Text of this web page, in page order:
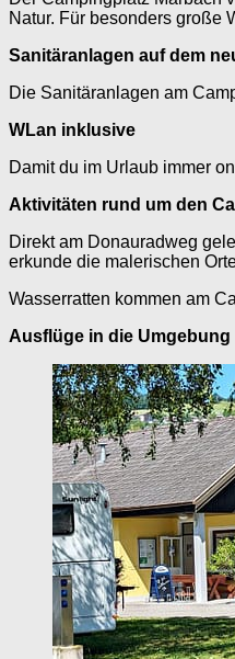
Natur. Für besonders große
Sanitäranlagen auf dem
Die Sanitäranlagen am
WLan inklusive
Damit du im Urlaub immer
Aktivitäten rund um den
Direkt am Donauradweg
erkunde die malerischen
Wasserratten kommen am
Ausflüge in die Umgebung